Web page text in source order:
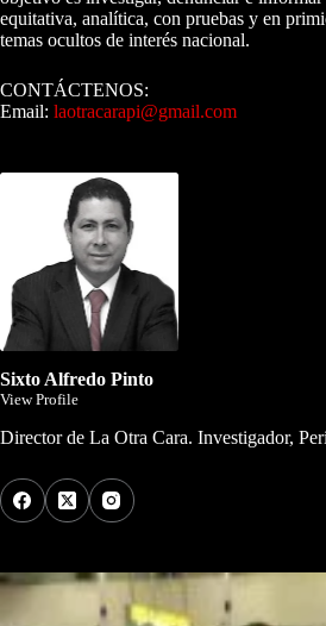
equitativa, analítica, con pruebas y en
temas ocultos de interés nacional.
CONTÁCTENOS:
Email: laotracarapi@gmail.com
Sixto Alfredo Pinto
View Profile
Director de La Otra Cara. Investigador,